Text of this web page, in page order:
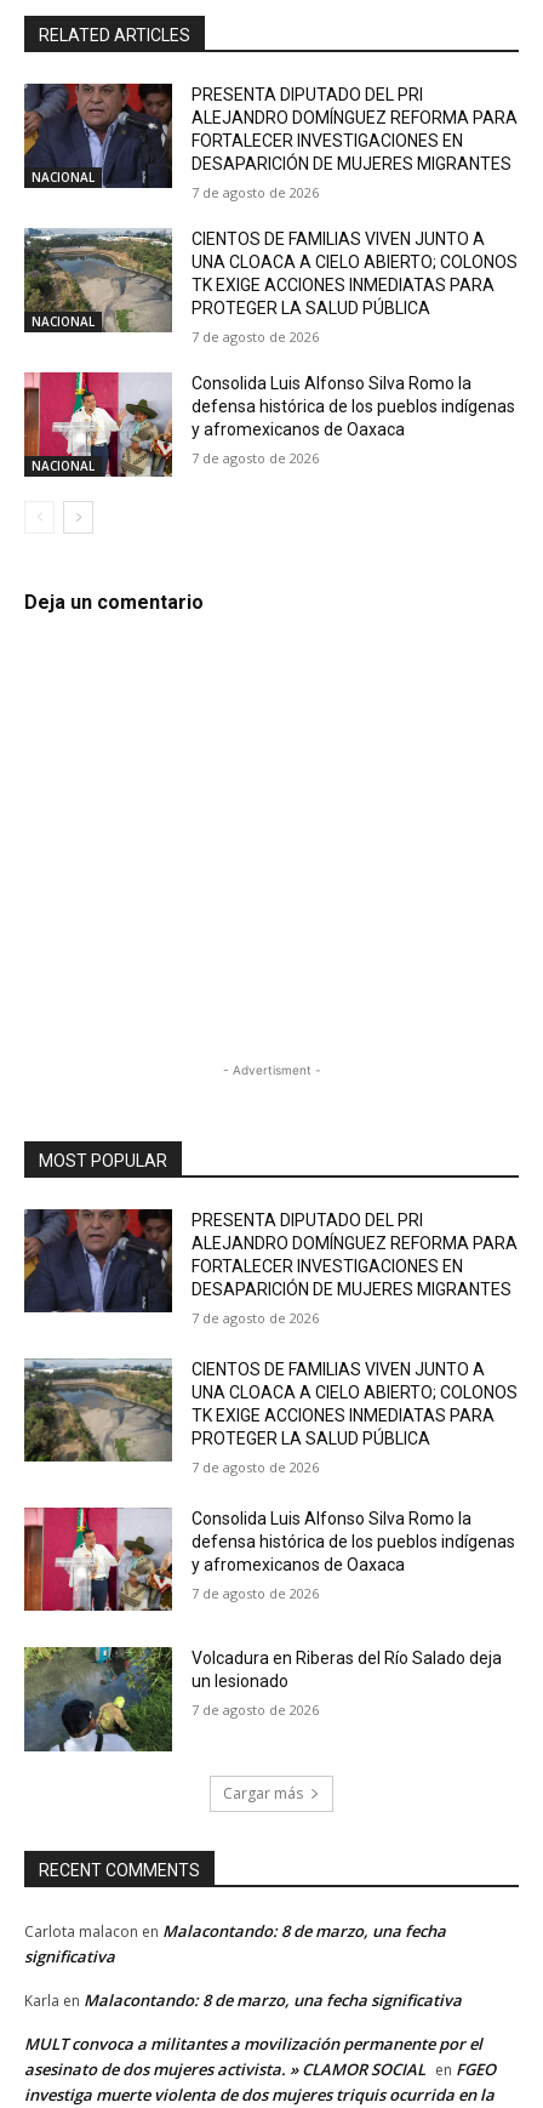
RELATED ARTICLES
NACIONAL
PRESENTA DIPUTADO DEL PRI
ALEJANDRO DOMÍNGUEZ REFORMA PARA
FORTALECER INVESTIGACIONES EN
DESAPARICIÓN DE MUJERES MIGRANTES
7 de agosto de 2026
NACIONAL
CIENTOS DE FAMILIAS VIVEN JUNTO A
UNA CLOACA A CIELO ABIERTO; COLONOS
TK EXIGE ACCIONES INMEDIATAS PARA
PROTEGER LA SALUD PÚBLICA
7 de agosto de 2026
NACIONAL
Consolida Luis Alfonso Silva Romo la
defensa histórica de los pueblos indígenas
y afromexicanos de Oaxaca
7 de agosto de 2026
Deja un comentario
- Advertisment -
MOST POPULAR
PRESENTA DIPUTADO DEL PRI
ALEJANDRO DOMÍNGUEZ REFORMA PARA
FORTALECER INVESTIGACIONES EN
DESAPARICIÓN DE MUJERES MIGRANTES
7 de agosto de 2026
CIENTOS DE FAMILIAS VIVEN JUNTO A
UNA CLOACA A CIELO ABIERTO; COLONOS
TK EXIGE ACCIONES INMEDIATAS PARA
PROTEGER LA SALUD PÚBLICA
7 de agosto de 2026
Consolida Luis Alfonso Silva Romo la
defensa histórica de los pueblos indígenas
y afromexicanos de Oaxaca
7 de agosto de 2026
Volcadura en Riberas del Río Salado deja
un lesionado
7 de agosto de 2026
Cargar más
RECENT COMMENTS
Carlota malacon en Malacontando: 8 de marzo, una fecha
significativa
Karla en Malacontando: 8 de marzo, una fecha significativa
MULT convoca a militantes a movilización permanente por el
asesinato de dos mujeres activista. » CLAMOR SOCIAL en FGEO
investiga muerte violenta de dos mujeres triquis ocurrida en la